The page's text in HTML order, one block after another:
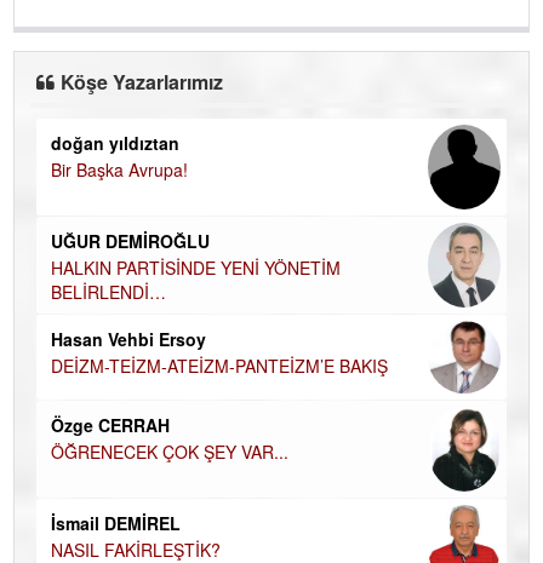
Köşe Yazarlarımız
doğan yıldıztan
Bir Başka Avrupa!
UĞUR DEMİROĞLU
HALKIN PARTİSİNDE YENİ YÖNETİM
BELİRLENDİ…
Hasan Vehbi Ersoy
DEİZM-TEİZM-ATEİZM-PANTEİZM’E BAKIŞ
Özge CERRAH
ÖĞRENECEK ÇOK ŞEY VAR...
İsmail DEMİREL
NASIL FAKİRLEŞTİK?